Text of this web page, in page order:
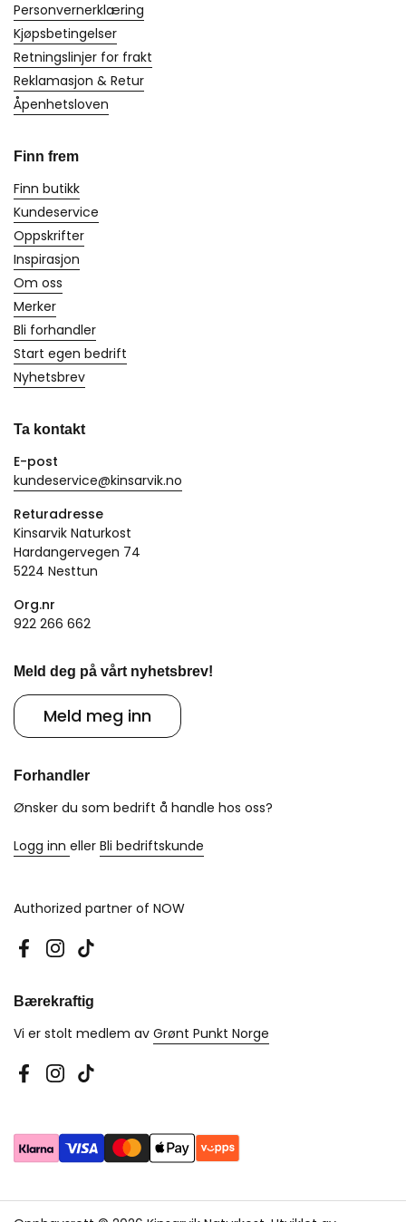
Personvernerklæring
Kjøpsbetingelser
Retningslinjer for frakt
Reklamasjon & Retur
Åpenhetsloven
Finn frem
Finn butikk
Kundeservice
Oppskrifter
Inspirasjon
Om oss
Merker
Bli forhandler
Start egen bedrift
Nyhetsbrev
Ta kontakt
E-post
kundeservice@kinsarvik.no
Returadresse
Kinsarvik Naturkost
Hardangervegen 74
5224 Nesttun
Org.nr
922 266 662
Meld deg på vårt nyhetsbrev!
Meld meg inn
Forhandler
Ønsker du som bedrift å handle hos oss?
Logg inn eller Bli bedriftskunde
Authorized partner of NOW
Facebook
Instagram
TikTok
Bærekraftig
Vi er stolt medlem av Grønt Punkt Norge
Facebook
Instagram
TikTok